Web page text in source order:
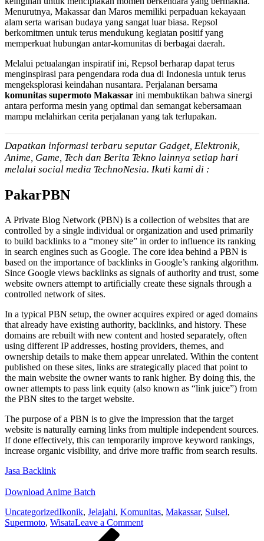
Menurutnya, Makassar dan Maros memiliki perpaduan kekayaan
alam serta warisan budaya yang sangat luar biasa. Repsol
berkomitmen untuk terus mendukung kegiatan positif yang
memperkuat hubungan antar-komunitas di berbagai daerah.
Melalui petualangan inspiratif ini, Repsol berharap dapat terus
menginspirasi para pengendara roda dua di Indonesia untuk terus
mengeksplorasi keindahan nusantara. Perjalanan bersama
komunitas supermoto Makassar ini membuktikan bahwa sinergi
antara performa mesin yang optimal dan semangat kebersamaan
mampu melahirkan cerita perjalanan yang tak terlupakan.
Dapatkan informasi terbaru seputar Gadget, Elektronik,
Anime, Game, Tech dan Berita Tekno lainnya setiap hari
melalui social media TechnoNesia. Ikuti kami di :
PakarPBN
A Private Blog Network (PBN) is a collection of websites that are
controlled by a single individual or organization and used primarily
to build backlinks to a “money site” in order to influence its ranking
in search engines such as Google. The core idea behind a PBN is
based on the importance of backlinks in Google’s ranking algorithm.
Since Google views backlinks as signals of authority and trust, some
website owners attempt to artificially create these signals through a
controlled network of sites.
In a typical PBN setup, the owner acquires expired or aged domains
that already have existing authority, backlinks, and history. These
domains are rebuilt with new content and hosted separately, often
using different IP addresses, hosting providers, themes, and
ownership details to make them appear unrelated. Within the content
published on these sites, links are strategically placed that point to
the main website the owner wants to rank higher. By doing this, the
owner attempts to pass link equity (also known as “link juice”) from
the PBN sites to the target website.
The purpose of a PBN is to give the impression that the target
website is naturally earning links from multiple independent sources.
If done effectively, this can temporarily improve keyword rankings,
increase organic visibility, and drive more traffic from search results.
Jasa Backlink
Download Anime Batch
UncategorizedIkonik, Jelajahi, Komunitas, Makassar, Sulsel,
Supermoto, WisataLeave a Commenton